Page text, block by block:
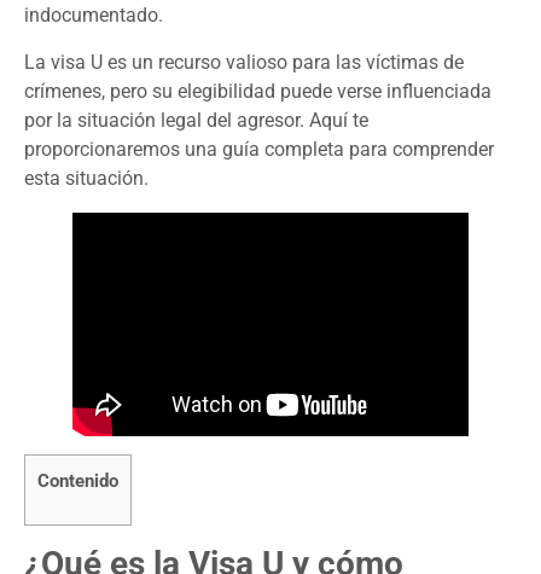
indocumentado.
La visa U es un recurso valioso para las víctimas de
crímenes, pero su elegibilidad puede verse influenciada
por la situación legal del agresor. Aquí te
proporcionaremos una guía completa para comprender
esta situación.
Contenido
¿Qué es la Visa U y cómo